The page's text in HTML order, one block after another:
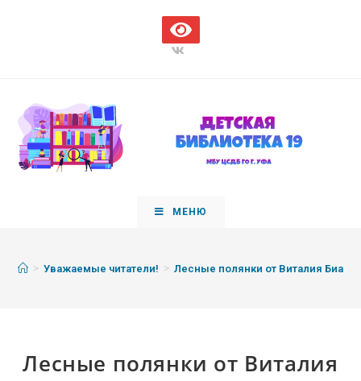
МЕНЮ
> Уважаемые читатели! > Лесные полянки от Виталия
Лесные полянки от Виталия